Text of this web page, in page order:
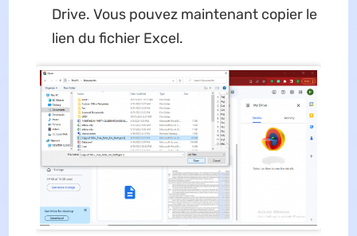
Drive. Vous pouvez maintenant copier le
lien du fichier Excel.